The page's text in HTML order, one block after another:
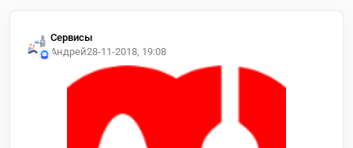
Сервисы
Андрей28-11-2018, 19:08